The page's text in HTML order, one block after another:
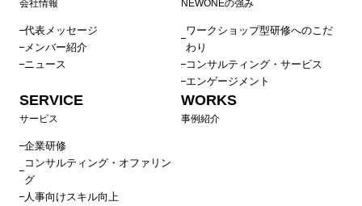
会社情報
代表メッセージ
メンバー紹介
ニュース
NEWONEの強み
ワークショップ型研修へのこだ
わり
コンサルティング・サービス
エンゲージメント
SERVICE
サービス
企業研修
コンサルティング・オファリン
グ
人事向けスキル向上
WORKS
事例紹介